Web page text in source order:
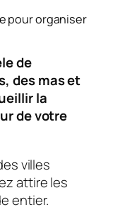
pour organiser
de
des mas et
la
de votre
villes
attire les
entier.